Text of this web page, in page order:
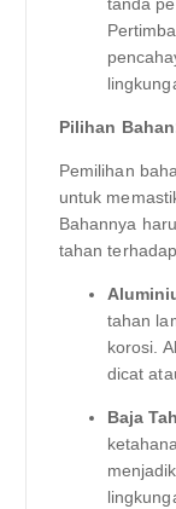
Pilihan
Pemilihan
untuk
Bahannya
tahan
tahan
korosi.
dicat
Baja